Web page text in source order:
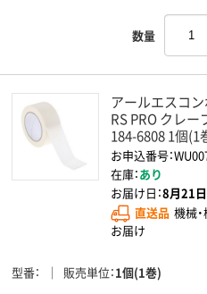
数量
アールエスコ
RS PRO クレ
184-6808 1個(1
お申込番号：
在庫：あり
お届け日：8月21日
直送品 機械
お届け
型番 販売単位 1個(1巻)